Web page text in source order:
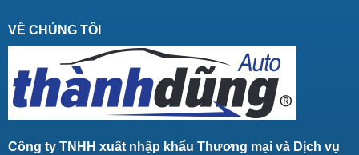
VỀ CHÚNG TÔI
Công ty TNHH xuất nhập khẩu Thương mại và Dịch vụ